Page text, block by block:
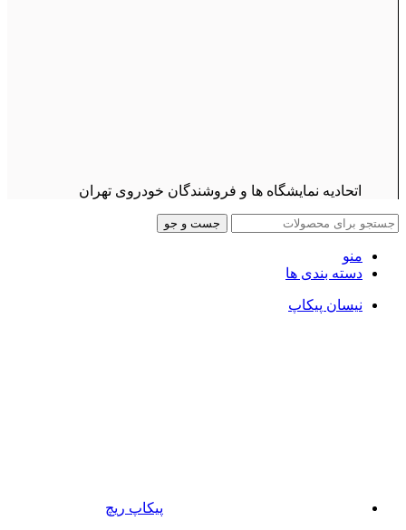
اتحادیه نمایشگاه ها و فروشندگان خودروی تهران
جست و جو
منو
دسته بندی ها
نیسان پیکاپ
پیکاپ ریچ